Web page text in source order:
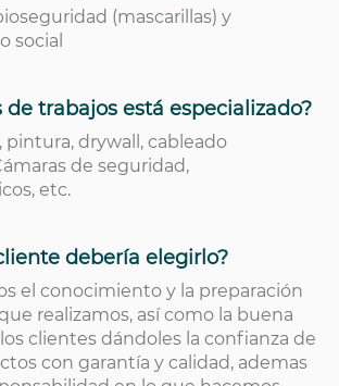
(mascarillas) y
social
de trabajos está especializado?
pintura, drywall, cableado
de seguridad,
etc.
debería elegirlo?
el conocimiento y la preparación
realizamos, así como la buena
clientes dándoles la confianza de
con garantía y calidad, ademas